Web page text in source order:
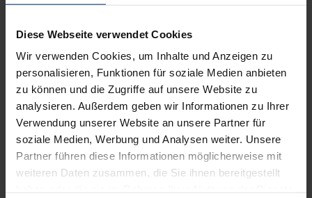
Diese Webseite verwendet Cookies
Wir verwenden Cookies, um Inhalte und Anzeigen zu
personalisieren, Funktionen für soziale Medien anbieten
zu können und die Zugriffe auf unsere Website zu
analysieren. Außerdem geben wir Informationen zu Ihrer
Verwendung unserer Website an unsere Partner für
soziale Medien, Werbung und Analysen weiter. Unsere
Partner führen diese Informationen möglicherweise mit
weiteren Daten zusammen, die Sie ihnen bereitgestellt
Und der Auflösungsprozeß der Sowjetunion
schreitet – durch den gescheiterten Putschversuch
beschleunigt – unaufhaltsam voran. Wie steht die
Friedensforschung zu diesen umwälzenden
Entwicklungen? Wird sie, wo vielerorts Friede
ersteht, entbehrlich? Wo ist ihr – neuer (?) – Ort?
Der Band gibt Einblick in die Debatte über –
notwendige (?) – Neuorientierungen der